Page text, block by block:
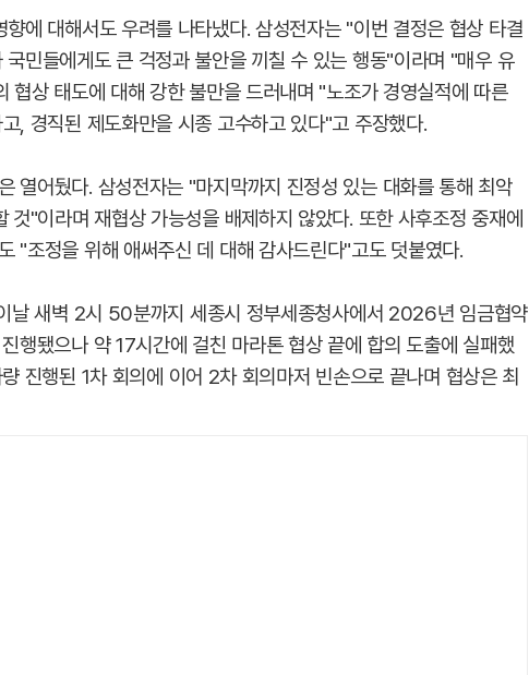
에 대해서도 우려를 나타냈다. 삼성전자는 "이번 결정은 협상 타결
민들에게도 큰 걱정과 불안을 끼칠 수 있는 행동"이라며 "매우 유
협상 태도에 대해 강한 불만을 드러내며 "노조가 경영실적에 따른
, 경직된 제도화만을 시종 고수하고 있다"고 주장했다.
열어뒀다. 삼성전자는 "마지막까지 진정성 있는 대화를 통해 최악
것"이라며 재협상 가능성을 배제하지 않았다. 또한 사후조정 중재에
"조정을 위해 애써주신 데 대해 감사드린다"고도 덧붙였다.
날 새벽 2시 50분까지 세종시 정부세종청사에서 2026년 임금협약
행됐으나 약 17시간에 걸친 마라톤 협상 끝에 합의 도출에 실패했
진행된 1차 회의에 이어 2차 회의마저 빈손으로 끝나며 협상은 최